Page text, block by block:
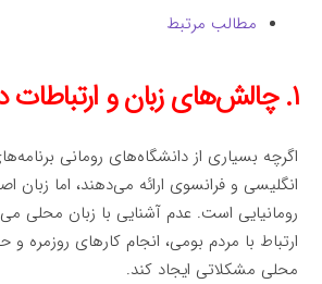
مطالب مرتبط
۱. چالش‌های زبان و ارتباطات در رومانی
اگرچه بسیاری از دانشگاه‌های رومانی
انگلیسی و فرانسوی ارائه می‌دهند، اما زبان
رومانیایی است. عدم آشنایی با زبان محلی
ارتباط با مردم بومی، انجام کارهای روزمره
محلی مشکلاتی ایجاد کند.